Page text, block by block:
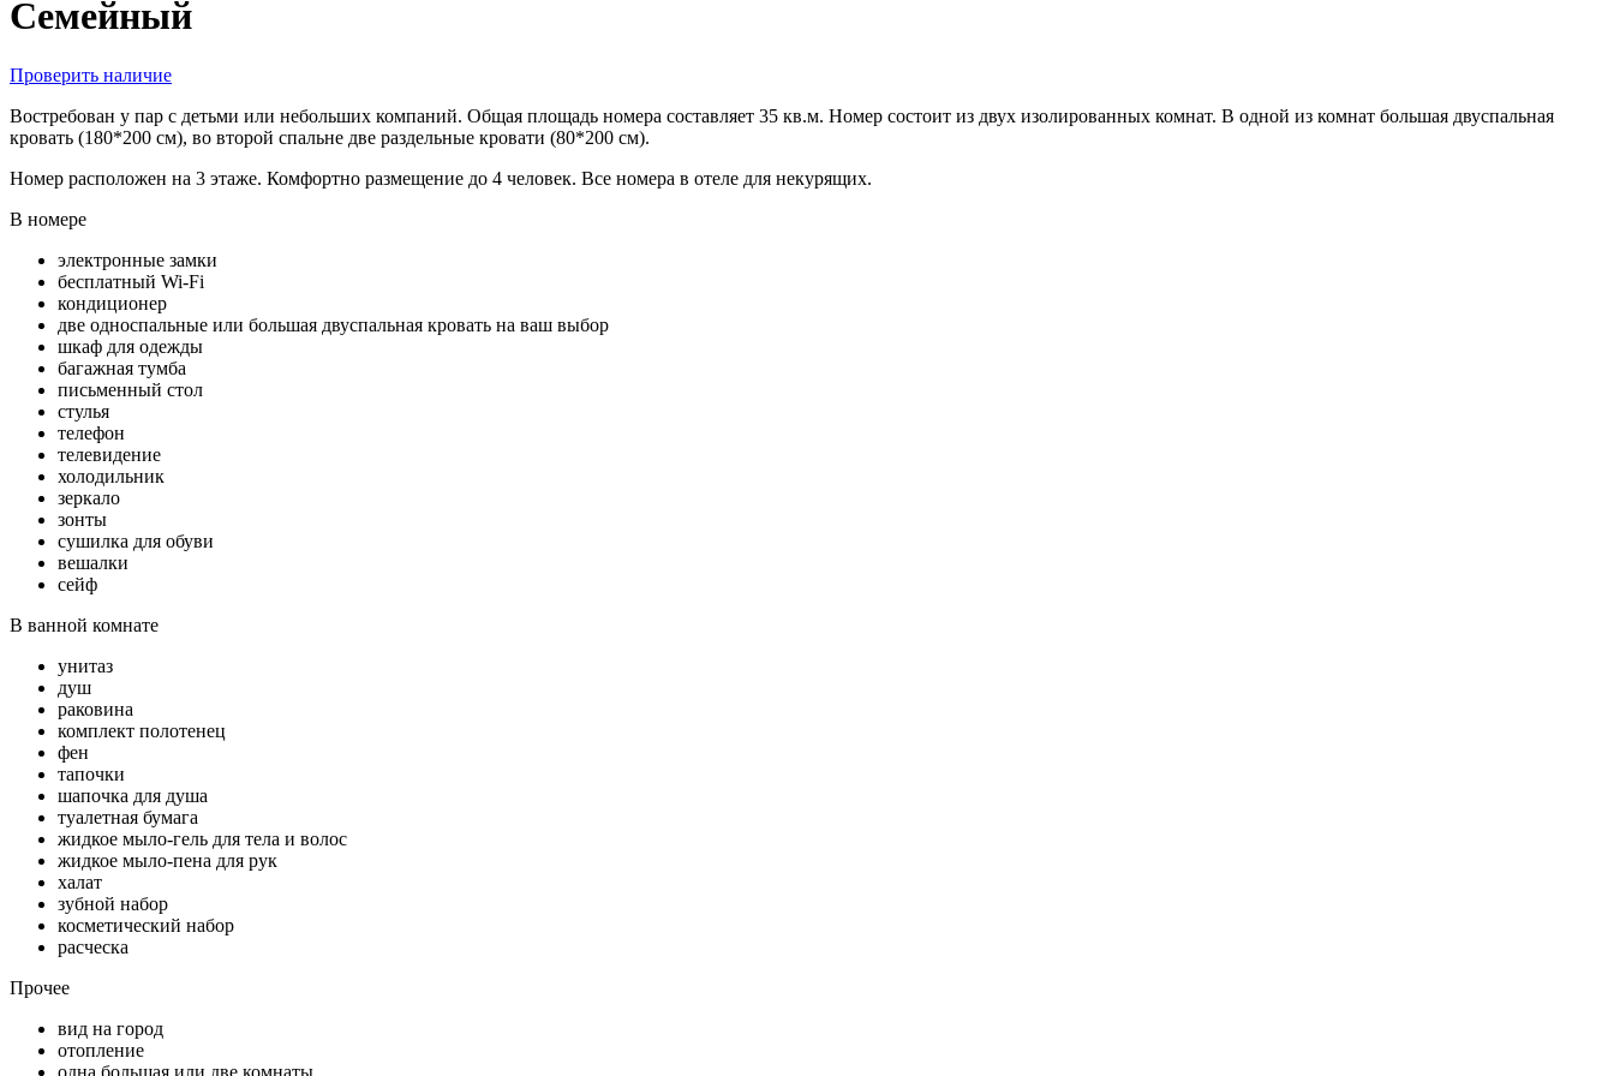
Семейный
Проверить наличие
Востребован у пар с детьми или небольших компаний. Общая площадь номера составляет 35 кв.м. Номер состоит из двух изолированных комнат. В одной из комнат большая двуспальная
кровать (180*200 см), во второй спальне две раздельные кровати (80*200 см).
Номер расположен на 3 этаже. Комфортно размещение до 4 человек. Все номера в отеле для некурящих.
В номере
электронные замки
бесплатный Wi-Fi
кондиционер
две односпальные или большая двуспальная кровать на ваш выбор
шкаф для одежды
багажная тумба
письменный стол
стулья
телефон
телевидение
холодильник
зеркало
зонты
сушилка для обуви
вешалки
сейф
В ванной комнате
унитаз
душ
раковина
комплект полотенец
фен
тапочки
шапочка для душа
туалетная бумага
жидкое мыло-гель для тела и волос
жидкое мыло-пена для рук
халат
зубной набор
косметический набор
расческа
Прочее
вид на город
отопление
одна большая или две комнаты